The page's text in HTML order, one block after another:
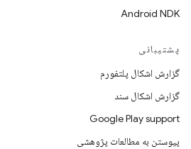
Android NDK
پشتیبانی
گزارش اشکال پلتفورم
گزارش اشکال سند
Google Play support
پیوستن به مطالعات پژوهشی